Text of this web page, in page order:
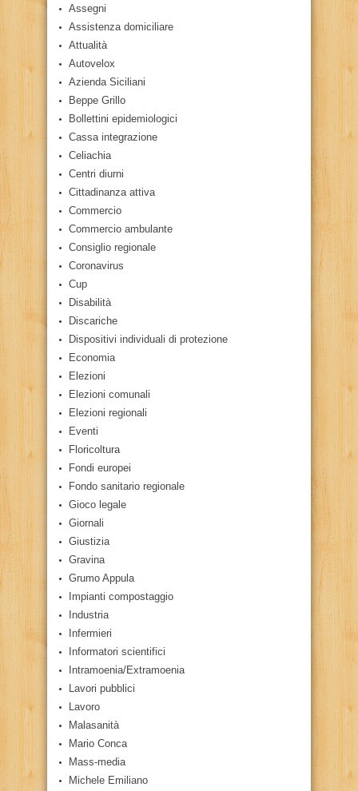
Assegni
Assistenza domiciliare
Attualità
Autovelox
Azienda Siciliani
Beppe Grillo
Bollettini epidemiologici
Cassa integrazione
Celiachia
Centri diurni
Cittadinanza attiva
Commercio
Commercio ambulante
Consiglio regionale
Coronavirus
Cup
Disabilità
Discariche
Dispositivi individuali di protezione
Economia
Elezioni
Elezioni comunali
Elezioni regionali
Eventi
Floricoltura
Fondi europei
Fondo sanitario regionale
Gioco legale
Giornali
Giustizia
Gravina
Grumo Appula
Impianti compostaggio
Industria
Infermieri
Informatori scientifici
Intramoenia/Extramoenia
Lavori pubblici
Lavoro
Malasanità
Mario Conca
Mass-media
Michele Emiliano